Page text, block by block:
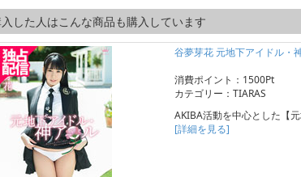
した人はこんな商品も購入しています
谷夢芽花 元地下アイドル・
消費ポイント：1500Pt
カテゴリー：TIARAS
AKIBA活動を中心とした【
[詳細を見る]